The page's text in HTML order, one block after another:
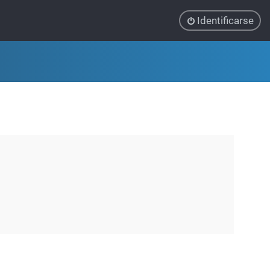
Identificarse